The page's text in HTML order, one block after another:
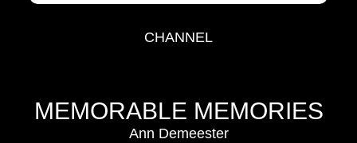
zonder
CHANNEL
MEMORABLE MEMORIES
Ann Demeester